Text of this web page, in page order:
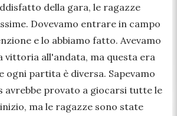
della gara, le ragazze
Dovevamo entrare in campo
e lo abbiamo fatto. Avevamo
vittoria all'andata, ma questa era
ogni partita è diversa. Sapevamo
avrebbe provato a giocarsi tutte le
ma le ragazze sono state